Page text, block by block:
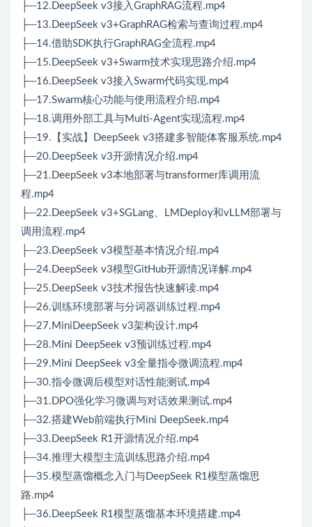
├─12.DeepSeek v3接入GraphRAG流程.mp4
├─13.DeepSeek v3+GraphRAG检索与查询过程.mp4
├─14.借助SDK执行GraphRAG全流程.mp4
├─15.DeepSeek v3+Swarm技术实现思路介绍.mp4
├─16.DeepSeek v3接入Swarm代码实现.mp4
├─17.Swarm核心功能与使用流程介绍.mp4
├─18.调用外部工具与Multi-Agent实现流程.mp4
├─19.【实战】DeepSeek v3搭建多智能体客服系统.mp4
├─20.DeepSeek v3开源情况介绍.mp4
├─21.DeepSeek v3本地部署与transformer库调用流
程.mp4
├─22.DeepSeek v3+SGLang、LMDeploy和vLLM部署与
调用流程.mp4
├─23.DeepSeek v3模型基本情况介绍.mp4
├─24.DeepSeek v3模型GitHub开源情况详解.mp4
├─25.DeepSeek v3技术报告快速解读.mp4
├─26.训练环境部署与分词器训练过程.mp4
├─27.MiniDeepSeek v3架构设计.mp4
├─28.Mini DeepSeek v3预训练过程.mp4
├─29.Mini DeepSeek v3全量指令微调流程.mp4
├─30.指令微调后模型对话性能测试.mp4
├─31.DPO强化学习微调与对话效果测试.mp4
├─32.搭建Web前端执行Mini DeepSeek.mp4
├─33.DeepSeek R1开源情况介绍.mp4
├─34.推理大模型主流训练思路介绍.mp4
├─35.模型蒸馏概念入门与DeepSeek R1模型蒸馏思
路.mp4
├─36.DeepSeek R1模型蒸馏基本环境搭建.mp4